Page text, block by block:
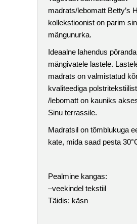
madrats/lebomatt Betty’s
kollekstioonist on parim
mängunurka.
Ideaalne lahendus
mängivatele lastele.
madrats on valmistatud
kvaliteediga
/lebomatt on kauniks
Sinu terrassile.
Madratsil on tõmblukuga
kate, mida saad pesta
Pealmine kangas:
–veekindel tekstiil
Täidis: käsn